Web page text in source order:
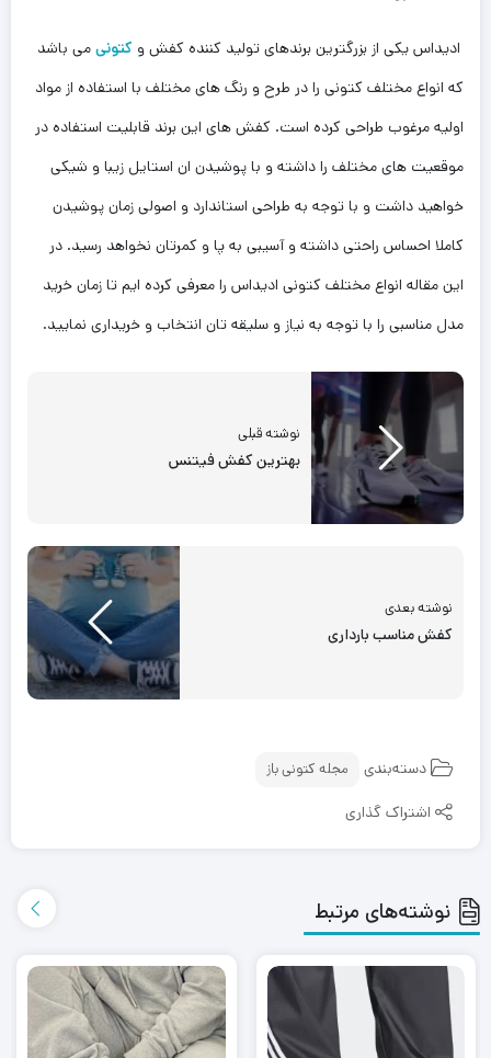
ادیداس یکی از بزرگترین برندهای تولید کننده کفش و کتونی می باشد
که انواع مختلف کتونی را در طرح و رنگ های مختلف با استفاده از مواد
اولیه مرغوب طراحی کرده است. کفش های این برند قابلیت استفاده در
موقعیت های مختلف را داشته و با پوشیدن ان ‌استایل زیبا و شیکی
خواهید داشت و با توجه به طراحی استاندارد و اصولی زمان پوشیدن
کاملا احساس راحتی داشته و آسیبی به پا و کمرتان نخواهد رسید. در
این‌ مقاله انواع مختلف کتونی ادیداس را معرفی کرده ایم تا زمان خرید
مدل مناسبی را با توجه به نیاز و سلیقه تان انتخاب و خریداری نمایید.
نوشته قبلی
بهترین کفش فیتنس
نوشته بعدی
کفش مناسب بارداری
دسته‌بندی مجله کتونی باز
اشتراک گذاری
نوشته‌های مرتبط